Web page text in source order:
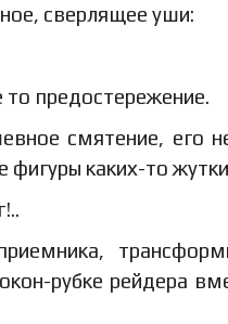
сверлящее уши:
то предостережение.
смятение, его
фигуры каких-то
рубке рейдера